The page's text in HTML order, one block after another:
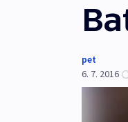
pet
6. 7. 2016